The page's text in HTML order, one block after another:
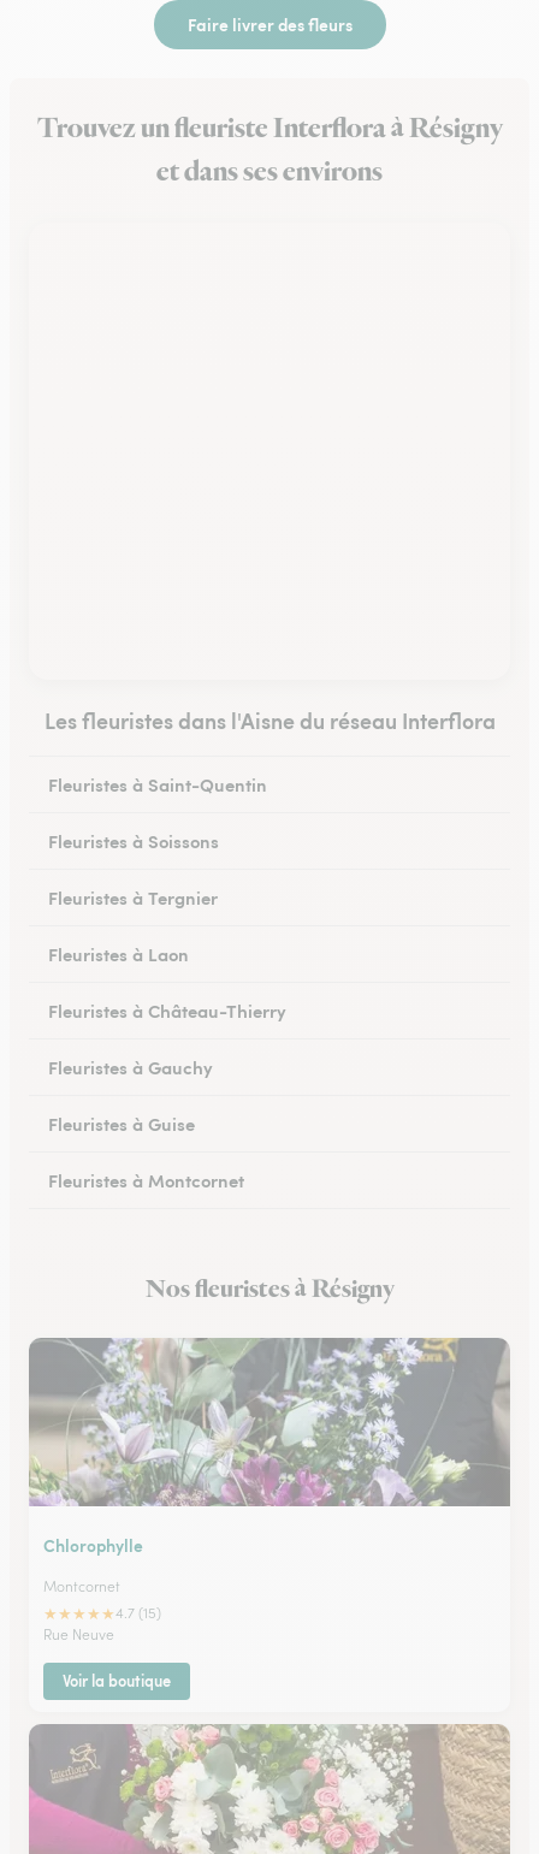
Faire livrer des fleurs
Trouvez un fleuriste Interflora à Résigny
et dans ses environs
Les fleuristes dans l'Aisne du réseau Interflora
Fleuristes à Saint-Quentin
Fleuristes à Soissons
Fleuristes à Tergnier
Fleuristes à Laon
Fleuristes à Château-Thierry
Fleuristes à Gauchy
Fleuristes à Guise
Fleuristes à Montcornet
Fleuristes à ChaunyNos fleuristes à Résigny
Chlorophylle
Montcornet
★★★★★4.7 (15)
Rue Neuve
Voir la boutique